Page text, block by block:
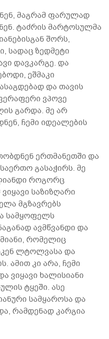
მაგრამ ფარულად
ტაძრის მარტოსულმა
შორს,
სადაც ზედმეტი
დავკარგე. და
ეშმაკი
და თავის
ვპოვე
გარდა. მე არ
ჩემი იდეალების
ერთმანეთში და
გასაჭირს. მე
როგორც
საზიზღარი
მგზავრებს
სამყოფელს
ავმწვანდი და
რომელიც
ლტოლვასა და
ამით კი არა, ჩემი
ვიყავი ხალისიანი
ტყეში. ასე
სამყაროსა და
რამდენად კარგია